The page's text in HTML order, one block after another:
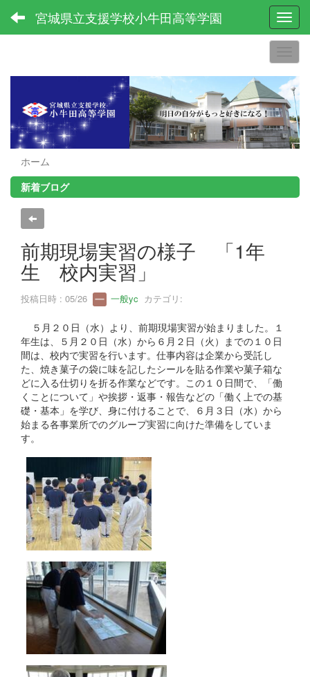
宮城県立支援学校小牛田高等学園
ホーム
新着ブログ
前期現場実習の様子 「1年
生 校内実習」
投稿日時 : 05/26 一般yc カテゴリ:
５月２０日（水）より、前期現場実習が始まりました。１
年生は、５月２０日（水）から６月２日（火）までの１０日
間は、校内で実習を行います。仕事内容は企業から受託し
た、焼き菓子の袋に味を記したシールを貼る作業や菓子箱な
どに入る仕切りを折る作業などです。この１０日間で、「働
くことについて」や挨拶・返事・報告などの「働く上での基
礎・基本」を学び、身に付けることで、６月３日（水）から
始まる各事業所でのグループ実習に向けた準備をしていま
す。